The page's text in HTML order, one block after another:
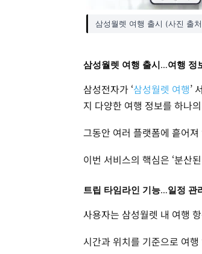
삼성월렛 여행 출시 (사진 출
삼성월렛 여행 출시…여행 정
삼성전자가 ‘삼성월렛 여행’
지 다양한 여행 정보를 하나
그동안 여러 플랫폼에 흩어
이번 서비스의 핵심은 ‘분산
트립 타임라인 기능…일정 관
사용자는 삼성월렛 내 여행
시간과 위치를 기준으로 여